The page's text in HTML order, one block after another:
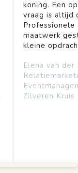
koning. Een
vraag is altijd
Professionele
maatwerk
kleine
Elena van der
Zilveren Kruis